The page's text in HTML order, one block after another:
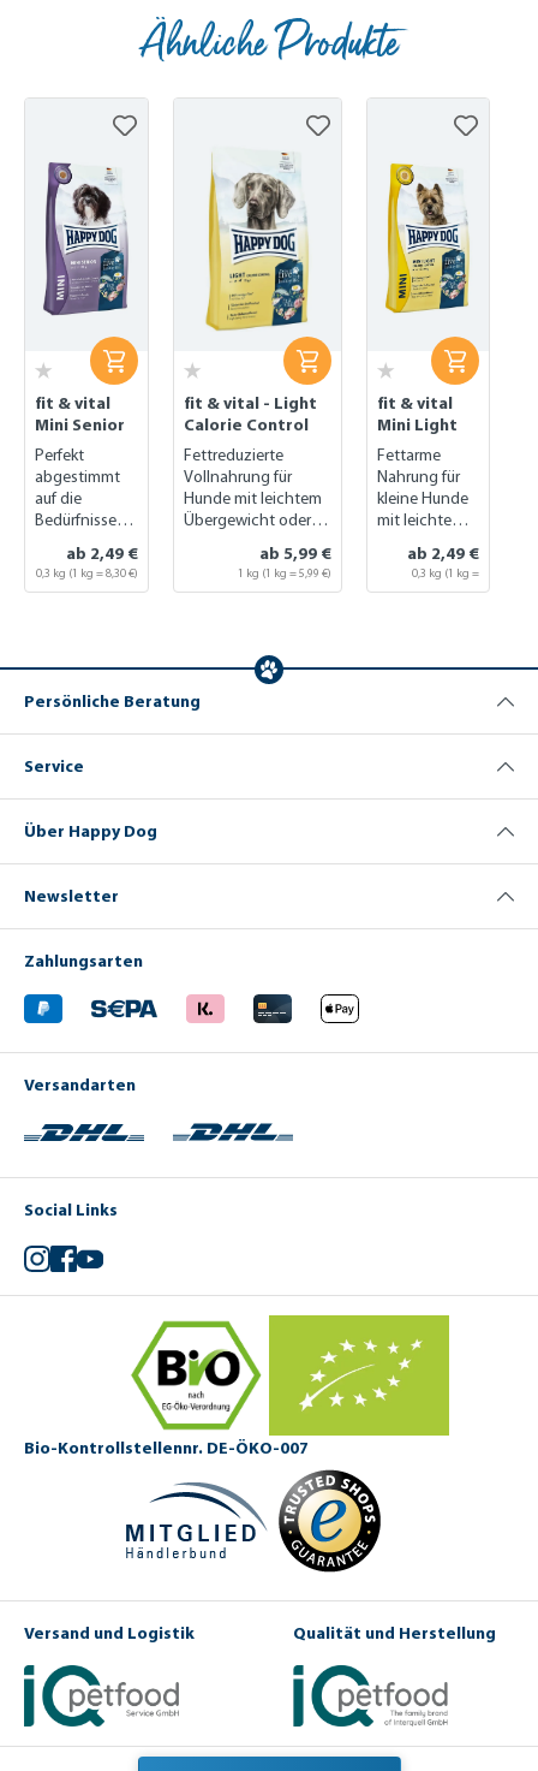
Ähnliche Produkte
fit & vital
Mini Senior
Perfekt
abgestimmt
auf die
Bedürfnisse
Hundeseniore
n
ab 2,49 €
0,3 kg (1 kg = 8,30 €)
fit & vital - Light
Calorie Control
Fettreduzierte
Vollnahrung für
Hunde mit leichtem
Übergewicht oder
ab 5,99 €
1 kg (1 kg = 5,99 €)
fit & vital
Mini Light
Fettarme
Nahrung für
kleine Hunde
mit leichtem
ab 2,49 €
0,3 kg (1 kg =
8,30 €)
Persönliche Beratung
Service
Über Happy Dog
Newsletter
Zahlungsarten
Versandarten
Social Links
Instagram
Facebook
YouTube
Bio-Kontrollstellennr. DE-ÖKO-007
Versand und Logistik Qualität und Herstellung